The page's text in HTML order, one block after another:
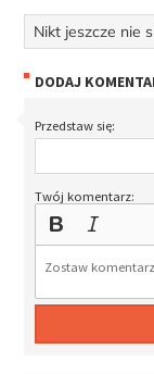
Nikt jeszcze nie
DODAJ
Przedstaw się:
Twój komentarz: